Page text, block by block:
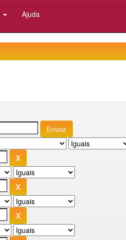
Ajuda